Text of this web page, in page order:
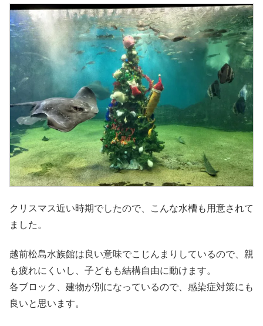
クリスマス近い時期でしたので、こんな水槽も用意されて
ました。
越前松島水族館は良い意味でこじんまりしているので、親
も疲れにくいし、子どもも結構自由に動けます。
各ブロック、建物が別になっているので、感染症対策にも
良いと思います。